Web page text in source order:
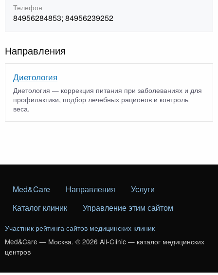
Телефон
84956284853; 84956239252
Направления
Диетология
Диетология — коррекция питания при заболеваниях и для
профилактики, подбор лечебных рационов и контроль
веса.
Med&Care Направления
Услуги
Каталог клиник
Управление этим сайтом
Участник рейтинга сайтов медицинских клиник
Med&Care — Москва. © 2026 All-Clinic — каталог медицинских
центров